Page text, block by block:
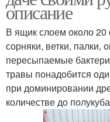
описание
В ящик слоем около 20
сорняки, ветки,
пересыпаемые
травы понадобится
при доминировании
количестве до